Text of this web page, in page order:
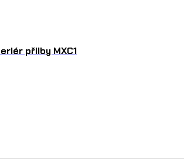
přilby MXC1